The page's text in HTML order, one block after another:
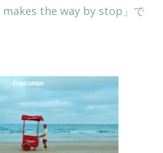
makes the way by stop」で